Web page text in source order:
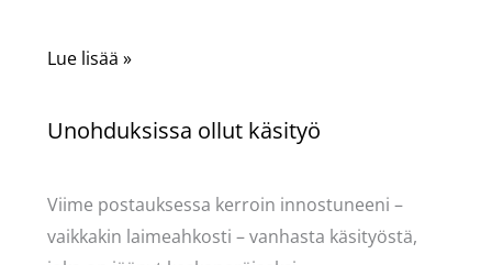
Lue lisää »
Unohduksissa ollut käsityö
Viime postauksessa kerroin innostuneeni –
vaikkakin laimeahkosti – vanhasta käsityöstä,